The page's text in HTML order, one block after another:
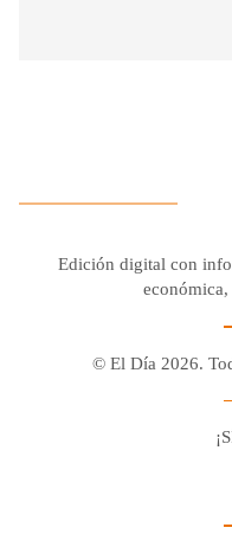
Edición digital con
© El Día 2026.